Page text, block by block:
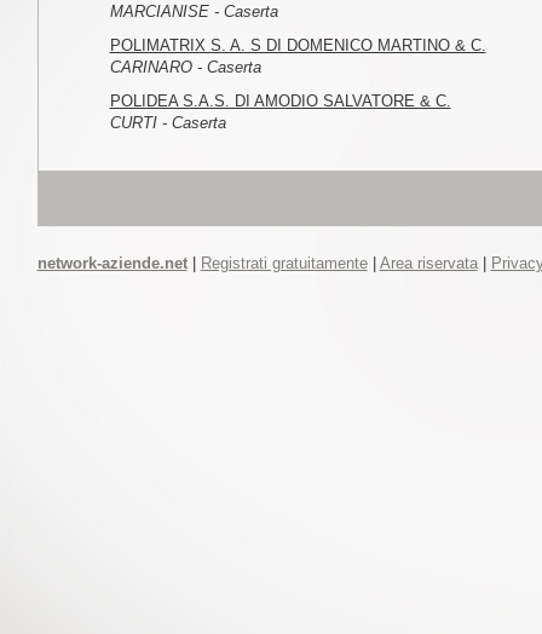
MARCIANISE - Caserta
POLIMATRIX S. A. S DI DOMENICO MARTINO & C.
CARINARO - Caserta
POLIDEA S.A.S. DI AMODIO SALVATORE & C.
CURTI - Caserta
network-aziende.net| Registrati gratuitamente| Area riservata|